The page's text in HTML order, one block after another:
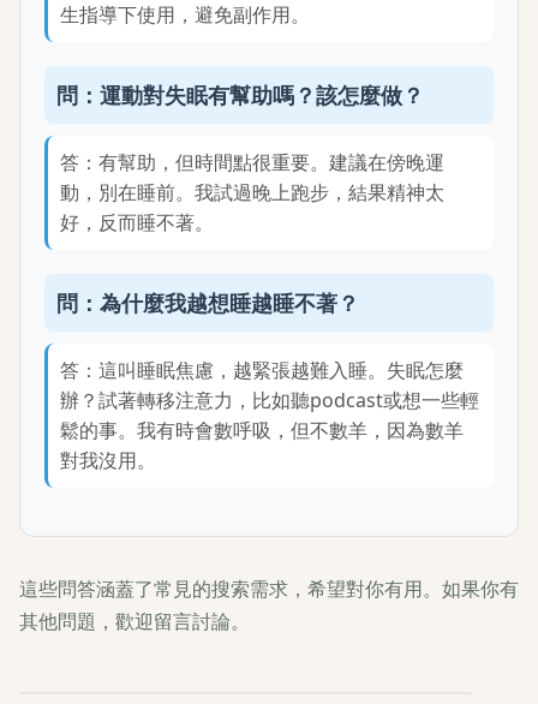
生指導下使用，避免副作用。
問：運動對失眠有幫助嗎？該怎麼做？
答：有幫助，但時間點很重要。建議在傍晚運
動，別在睡前。我試過晚上跑步，結果精神太
好，反而睡不著。
問：為什麼我越想睡越睡不著？
答：這叫睡眠焦慮，越緊張越難入睡。失眠怎麼
辦？試著轉移注意力，比如聽podcast或想一些輕
鬆的事。我有時會數呼吸，但不數羊，因為數羊
對我沒用。
這些問答涵蓋了常見的搜索需求，希望對你有用。如果你有
其他問題，歡迎留言討論。